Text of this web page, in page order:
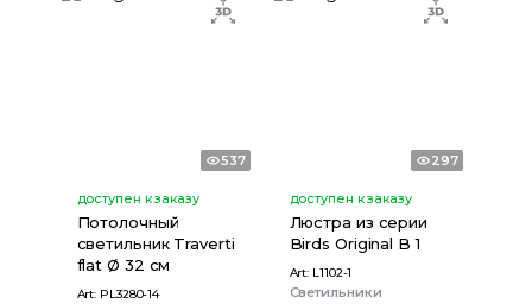
537
доступен к заказу
Потолочный
светильник Traverti
flat Ø 32 см
Art: PL3280-14
297
доступен к заказу
Люстра из серии
Birds Original B 1
Art: L1102-1
Светильники